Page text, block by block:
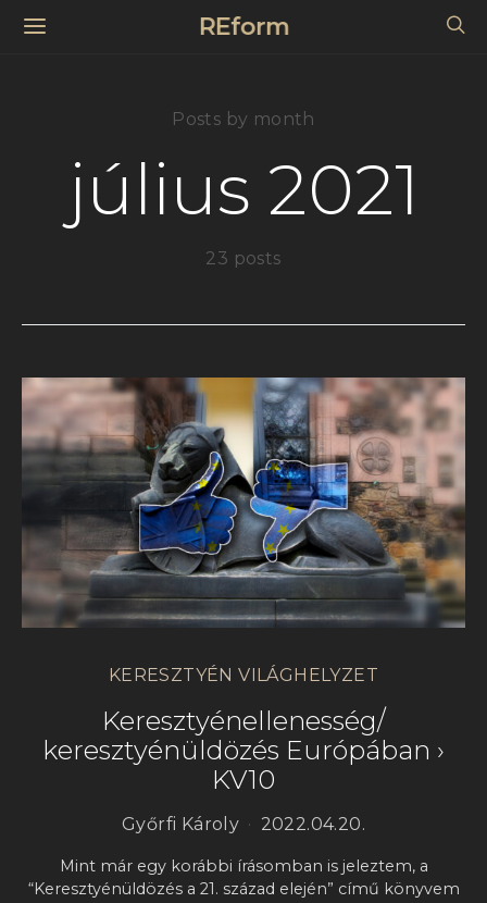
REform
Posts by month
július 2021
23 posts
KERESZTYÉN VILÁGHELYZET
Keresztyénellenesség/
keresztyénüldözés Európában ›
KV10
Győrfi Károly 2022.04.20.
Mint már egy korábbi írásomban is jeleztem, a
“Keresztyénüldözés a 21. század elején” című könyvem